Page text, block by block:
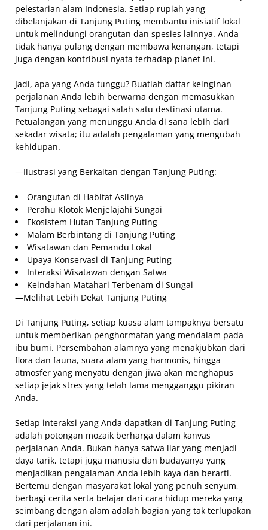
pelestarian alam Indonesia. Setiap rupiah yang
dibelanjakan di Tanjung Puting membantu inisiatif lokal
untuk melindungi orangutan dan spesies lainnya. Anda
tidak hanya pulang dengan membawa kenangan, tetapi
juga dengan kontribusi nyata terhadap planet ini.
Jadi, apa yang Anda tunggu? Buatlah daftar keinginan
perjalanan Anda lebih berwarna dengan memasukkan
Tanjung Puting sebagai salah satu destinasi utama.
Petualangan yang menunggu Anda di sana lebih dari
sekadar wisata; itu adalah pengalaman yang mengubah
kehidupan.
—Ilustrasi yang Berkaitan dengan Tanjung Puting:
Orangutan di Habitat Aslinya
Perahu Klotok Menjelajahi Sungai
Ekosistem Hutan Tanjung Puting
Malam Berbintang di Tanjung Puting
Wisatawan dan Pemandu Lokal
Upaya Konservasi di Tanjung Puting
Interaksi Wisatawan dengan Satwa
Keindahan Matahari Terbenam di Sungai
—Melihat Lebih Dekat Tanjung Puting
Di Tanjung Puting, setiap kuasa alam tampaknya bersatu
untuk memberikan penghormatan yang mendalam pada
ibu bumi. Persembahan alamnya yang menakjubkan dari
flora dan fauna, suara alam yang harmonis, hingga
atmosfer yang menyatu dengan jiwa akan menghapus
setiap jejak stres yang telah lama mengganggu pikiran
Anda.
Setiap interaksi yang Anda dapatkan di Tanjung Puting
adalah potongan mozaik berharga dalam kanvas
perjalanan Anda. Bukan hanya satwa liar yang menjadi
daya tarik, tetapi juga manusia dan budayanya yang
menjadikan pengalaman Anda lebih kaya dan berarti.
Bertemu dengan masyarakat lokal yang penuh senyum,
berbagi cerita serta belajar dari cara hidup mereka yang
seimbang dengan alam adalah bagian yang tak terlupakan
dari perjalanan ini.